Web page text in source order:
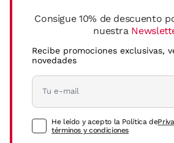
Consigue 10% de descuento
nuestra
Recibe promociones exclusivas,
novedades
He leído y acepto la Política de
términos y condiciones